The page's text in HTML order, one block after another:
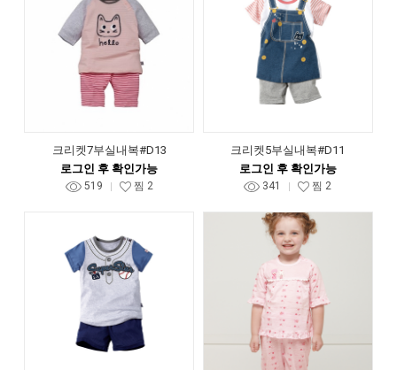
크리켓7부실내복#D13
로그인 후 확인가능
519 찜 2
크리켓5부실내복#D11
로그인 후 확인가능
341 찜 2